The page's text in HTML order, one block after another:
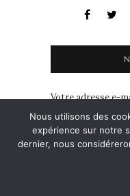
Votre adresse e-
Adresse
e-
mailAbonnez-
Nous utilisons des
expérience sur notre
dernier, nous